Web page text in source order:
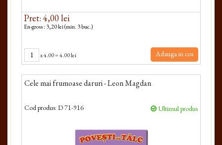
Pret: 4,00 lei
En-gross : 3,20 lei (min. 3 buc.)
x4.00=4.00 lei Adauga in cos
Cele mai frumoase daruri - Leon Magdan
Cod produs: D 71-916 Ultimul produs